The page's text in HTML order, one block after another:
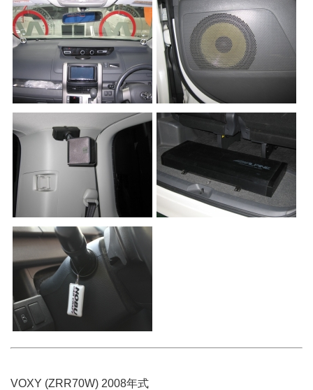
VOXY (ZRR70W) 2008年式